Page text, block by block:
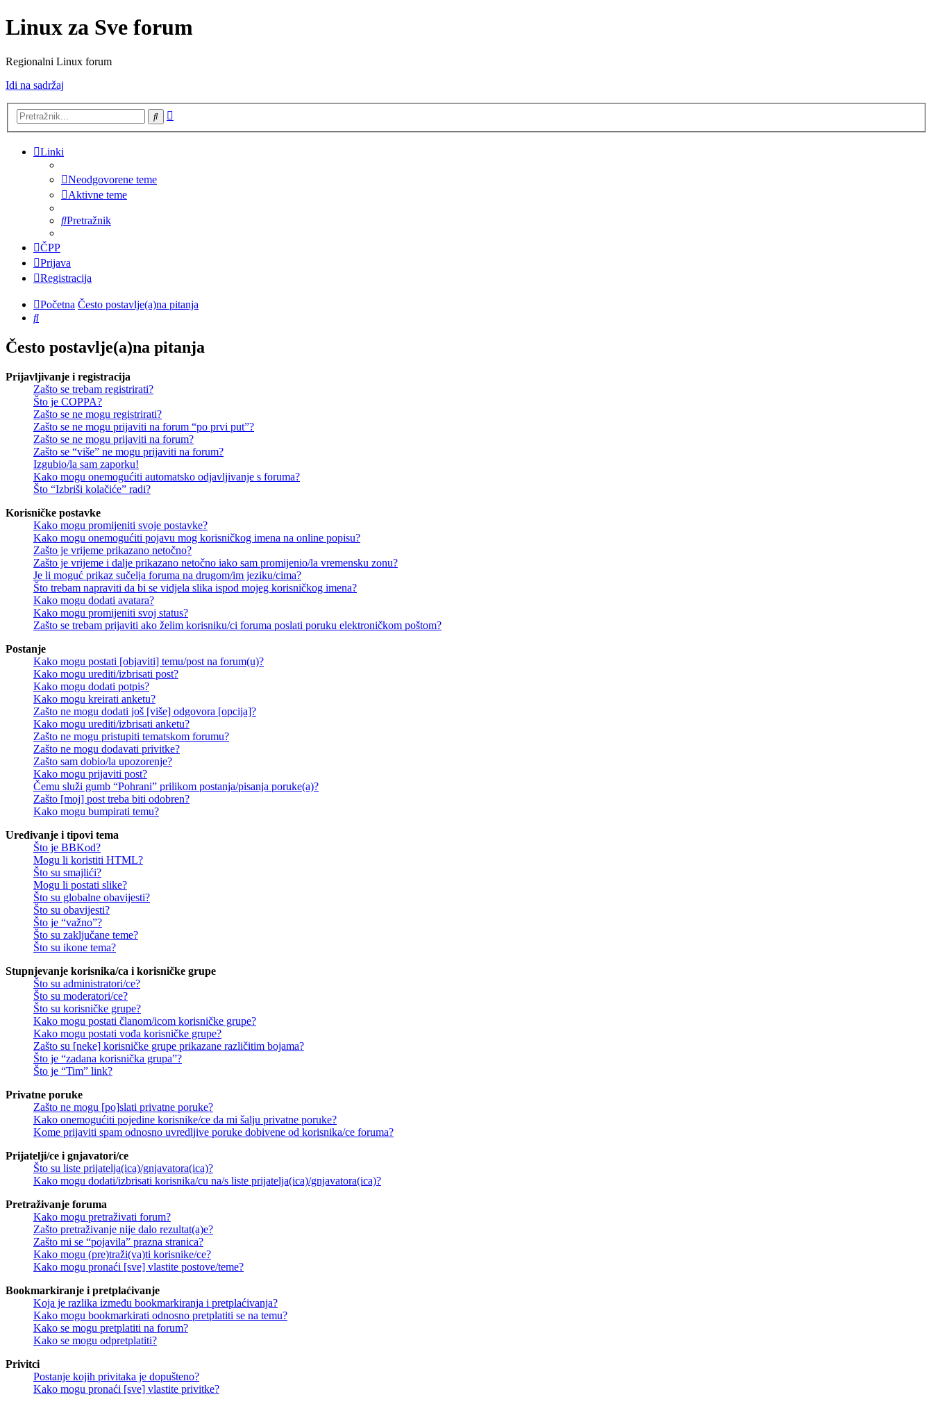
Linux za Sve forum
Regionalni Linux forum
Idi na sadržaj
Pretražnik
Linki
Neodgovorene teme
Aktivne teme
Pretražnik
ČPP
Prijava
Registracija
Početna Često postavlje(a)na pitanja
Pretražnik
Često postavlje(a)na pitanja
Prijavljivanje i registracija
Zašto se trebam registrirati?
Što je COPPA?
Zašto se ne mogu registrirati?
Zašto se ne mogu prijaviti na forum “po prvi put”?
Zašto se ne mogu prijaviti na forum?
Zašto se “više” ne mogu prijaviti na forum?
Izgubio/la sam zaporku!
Kako mogu onemogućiti automatsko odjavljivanje s foruma?
Što “Izbriši kolačiće” radi?
Korisničke postavke
Kako mogu promijeniti svoje postavke?
Kako mogu onemogućiti pojavu mog korisničkog imena na online popisu?
Zašto je vrijeme prikazano netočno?
Zašto je vrijeme i dalje prikazano netočno iako sam promijenio/la vremensku zonu?
Je li moguć prikaz sučelja foruma na drugom/im jeziku/cima?
Što trebam napraviti da bi se vidjela slika ispod mojeg korisničkog imena?
Kako mogu dodati avatara?
Kako mogu promijeniti svoj status?
Zašto se trebam prijaviti ako želim korisniku/ci foruma poslati poruku elektroničkom poštom?
Postanje
Kako mogu postati [objaviti] temu/post na forum(u)?
Kako mogu urediti/izbrisati post?
Kako mogu dodati potpis?
Kako mogu kreirati anketu?
Zašto ne mogu dodati još [više] odgovora [opcija]?
Kako mogu urediti/izbrisati anketu?
Zašto ne mogu pristupiti tematskom forumu?
Zašto ne mogu dodavati privitke?
Zašto sam dobio/la upozorenje?
Kako mogu prijaviti post?
Čemu služi gumb “Pohrani” prilikom postanja/pisanja poruke(a)?
Zašto [moj] post treba biti odobren?
Kako mogu bumpirati temu?
Uređivanje i tipovi tema
Što je BBKod?
Mogu li koristiti HTML?
Što su smajlići?
Mogu li postati slike?
Što su globalne obavijesti?
Što su obavijesti?
Što je “važno”?
Što su zaključane teme?
Što su ikone tema?
Stupnjevanje korisnika/ca i korisničke grupe
Što su administratori/ce?
Što su moderatori/ce?
Što su korisničke grupe?
Kako mogu postati članom/icom korisničke grupe?
Kako mogu postati vođa korisničke grupe?
Zašto su [neke] korisničke grupe prikazane različitim bojama?
Što je “zadana korisnička grupa”?
Što je “Tim” link?
Privatne poruke
Zašto ne mogu [po]slati privatne poruke?
Kako onemogućiti pojedine korisnike/ce da mi šalju privatne poruke?
Kome prijaviti spam odnosno uvredljive poruke dobivene od korisnika/ce foruma?
Prijatelji/ce i gnjavatori/ce
Što su liste prijatelja(ica)/gnjavatora(ica)?
Kako mogu dodati/izbrisati korisnika/cu na/s liste prijatelja(ica)/gnjavatora(ica)?
Pretraživanje foruma
Kako mogu pretraživati forum?
Zašto pretraživanje nije dalo rezultat(a)e?
Zašto mi se “pojavila” prazna stranica?
Kako mogu (pre)traži(va)ti korisnike/ce?
Kako mogu pronaći [sve] vlastite postove/teme?
Bookmarkiranje i pretplaćivanje
Koja je razlika između bookmarkiranja i pretplaćivanja?
Kako mogu bookmarkirati odnosno pretplatiti se na temu?
Kako se mogu pretplatiti na forum?
Kako se mogu odpretplatiti?
Privitci
Postanje kojih privitaka je dopušteno?
Kako mogu pronaći [sve] vlastite privitke?